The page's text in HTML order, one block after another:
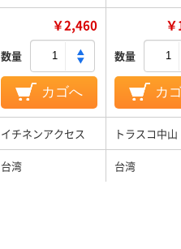
￥2,460
数量
カゴへ
数量
カ
イチネンアクセス トラスコ中山
台湾 台湾